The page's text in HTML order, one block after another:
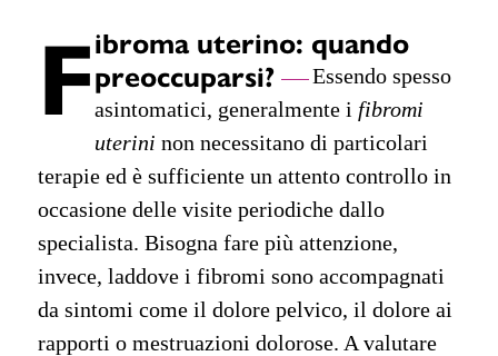
Fibroma uterino: quando
preoccuparsi?
Essendo spesso
asintomatici, generalmente i fibromi
uterini non necessitano di particolari
terapie ed è sufficiente un attento controllo in
occasione delle visite periodiche dallo
specialista. Bisogna fare più attenzione,
invece, laddove i fibromi sono accompagnati
da sintomi come il dolore pelvico, il dolore ai
rapporti o mestruazioni dolorose. A valutare